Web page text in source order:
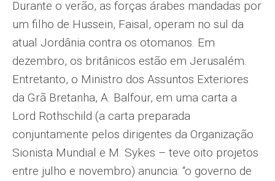
Durante o verão, as forças árabes mandadas por
um filho de Hussein, Faisal, operam no sul da
atual Jordânia contra os otomanos. Em
dezembro, os britânicos estão em Jerusalém.
Entretanto, o Ministro dos Assuntos Exteriores
da Grã Bretanha, A. Balfour, em uma carta a
Lord Rothschild (a carta preparada
conjuntamente pelos dirigentes da Organização
Sionista Mundial e M. Sykes – teve oito projetos
entre julho e novembro) anuncia: “o governo de